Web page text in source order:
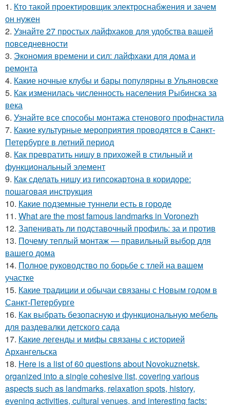
1. Кто такой проектировщик электроснабжения и зачем
он нужен
2. Узнайте 27 простых лайфхаков для удобства вашей
повседневности
3. Экономия времени и сил: лайфхаки для дома и
ремонта
4. Какие ночные клубы и бары популярны в Ульяновске
5. Как изменилась численность населения Рыбинска за
века
6. Узнайте все способы монтажа стенового профнастила
7. Какие культурные мероприятия проводятся в Санкт-
Петербурге в летний период
8. Как превратить нишу в прихожей в стильный и
функциональный элемент
9. Как сделать нишу из гипсокартона в коридоре:
пошаговая инструкция
10. Какие подземные туннели есть в городе
11. What are the most famous landmarks in Voronezh
12. Запенивать ли подставочный профиль: за и против
13. Почему теплый монтаж — правильный выбор для
вашего дома
14. Полное руководство по борьбе с тлей на вашем
участке
15. Какие традиции и обычаи связаны с Новым годом в
Санкт-Петербурге
16. Как выбрать безопасную и функциональную мебель
для раздевалки детского сада
17. Какие легенды и мифы связаны с историей
Архангельска
18. Here is a list of 60 questions about Novokuznetsk,
organized into a single cohesive list, covering various
aspects such as landmarks, relaxation spots, history,
evening activities, cultural venues, and interesting facts: